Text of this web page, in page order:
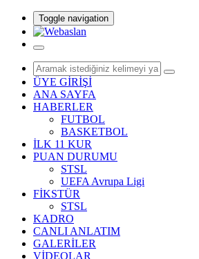
Toggle navigation
ÜYE GİRİŞİ
ANA SAYFA
HABERLER
FUTBOL
BASKETBOL
İLK 11 KUR
PUAN DURUMU
STSL
UEFA Avrupa Ligi
FİKSTÜR
STSL
KADRO
CANLI ANLATIM
GALERİLER
VİDEOLAR